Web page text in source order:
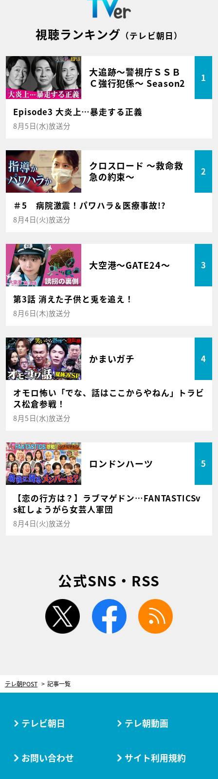
視聴ランキング （テレビ朝日）
大追跡～警視庁ＳＳＢ
Ｃ強行犯係～ Season2
1
Episode3 大炎上…暴走する正義
8月5日(水)放送分
クロスロード ～救命救
急の約束～
2
＃5 病院激震！パワハラ＆医療事故!?
8月4日(火)放送分
大空港～GATE24～ 3
第3話 消えた子供と兎を追え！
8月6日(木)放送分
かまいガチ 4
オモロ怖い「でな、話はここからやねん」トラビ
ス松倉参戦！
8月5日(水)放送分
ロンドンハーツ 5
【恋の行方は？】ラブマゲドン…FANTASTICSv
s紅しょうがら女芸人軍団
8月4日(火)放送分
公式SNS・RSS
twitter facebook
テレ朝POST 記事一覧
テレビ朝日 テレ朝動画
お問い合わせ サイト利用規約